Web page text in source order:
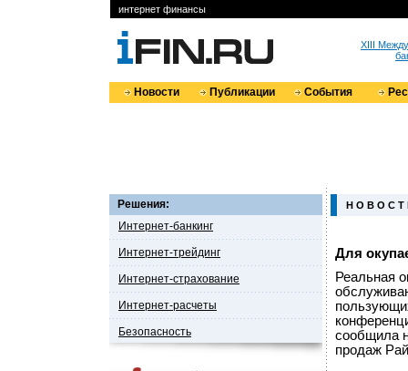
интернет финансы
XIII
Новости Публикации События
Решения:
Интернет-банкинг
Интернет-трейдинг
Интернет-страхование
Интернет-расчеты
Безопасность
Н О В О С Т
Для
Реальная
сообщила
продаж